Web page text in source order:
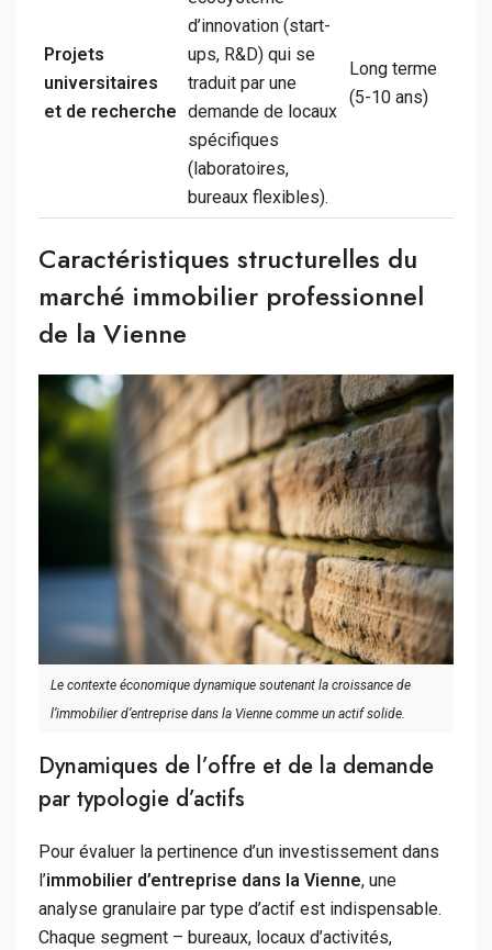
Projets
universitaires
et de recherche
d’innovation (start-
ups, R&D) qui se
traduit par une
demande de locaux
spécifiques
(laboratoires,
bureaux flexibles).
Long terme
(5-10 ans)
Caractéristiques structurelles du
marché immobilier professionnel
de la Vienne
Le contexte économique dynamique soutenant la croissance de
l’immobilier d’entreprise dans la Vienne comme un actif solide.
Dynamiques de l’offre et de la demande
par typologie d’actifs
Pour évaluer la pertinence d’un investissement dans
l’immobilier d’entreprise dans la Vienne, une
analyse granulaire par type d’actif est indispensable.
Chaque segment – bureaux, locaux d’activités,